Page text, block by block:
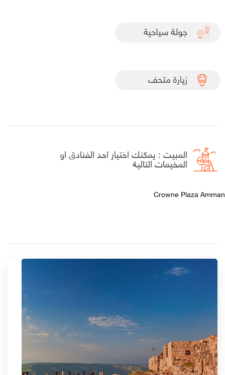
المبيت : يمكنك اختيار احد الفنادق او
المخيمات التالية
Crowne Plaza Amman